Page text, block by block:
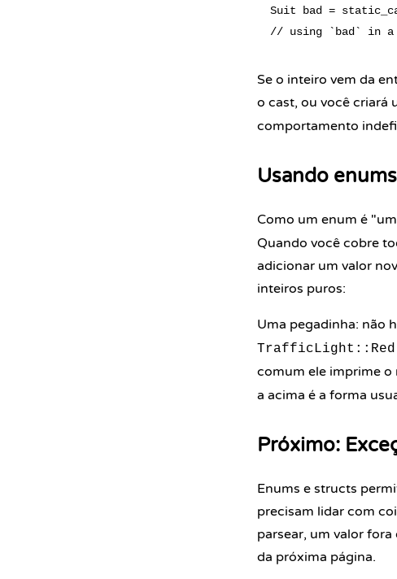
Suit bad =
Se o inteiro vem da
o cast, ou você criará
comportamento
Usando
Como um enum é
Quando você cobre
adicionar um valor
inteiros puros:
Uma pegadinha: não
TrafficLight::Red
comum ele imprime o
a acima é a forma
Próximo:
Enums e structs
precisam lidar com
parsear, um valor fora
da próxima página.